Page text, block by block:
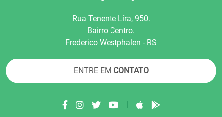
Rua Tenente Líra, 950.
Bairro Centro.
Frederico Westphalen - RS
ENTRE EM CONTATO